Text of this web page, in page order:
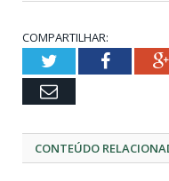
COMPARTILHAR:
TwitterFacebook
Email
CONTEÚDO